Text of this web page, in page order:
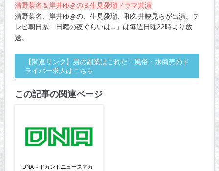
清野菜名＆岸井ゆきの＆生見愛瑠ドラマ共演
清野菜名、岸井ゆきの、生見愛瑠、和久井映見らが出演。テ
レビ朝日系「日曜の夜ぐらいは…」は毎週日曜22時より放
送。
【関連リンク】男の副業はこれだ！風俗・水商売のド
ライバー求人はこちら
この記事の関連ページ
DNA～ドカントニュースアカ